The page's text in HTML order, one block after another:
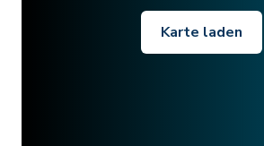
Karte laden